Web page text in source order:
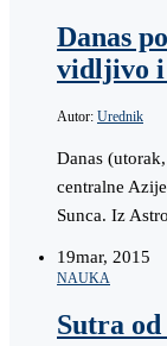
Danas
vidljivo i
Autor: Urednik
Danas
centralne
Sunca. Iz
19mar, 2015
NAUKA
Sutra